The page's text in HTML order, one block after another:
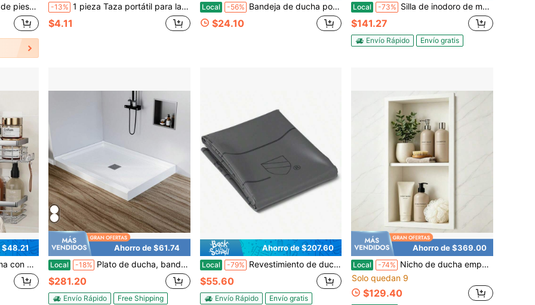
pantorrillas, para masaje de salud -13% 1 pieza Taza portátil para lavado de ojos, juego de baño de cuidado de silicona con limpieza por presión de aire, máquina de limpieza, juego de limpieza, alivia eficazmente los ojos cansados, el polvo y la irritación por maquillaje
$4.11
Local -56% Bandeja de ducha portátil actualizada, 104 cm x 104 cm x 12,7 cm Bandeja de ducha plegable para caravana con tubo de drenaje desmontable, base de ducha para exteriores Camping para mantener los pies limpios para exteriores, interiores, camping, playa
$24.10
Local -73% Silla de inodoro de mesilla de noche con cubo de 28 cm - Capacidad de 550 libras, de pie para personas mayores
$141.27
Envío Rápido Envío gratis
$48.21
de acero inoxidable resistente a la oxidación - Paquete de 2
Ahorro de $61.74
Local -18% Plato de ducha, bandeja de ducha con drenaje central antideslizante, tapa de drenaje cuadrada de acero inoxidable 304, kit de bandeja de ducha con umbral único, piso de baño, blanco
$281.20
Envío Rápido Free Shipping
Ahorro de $207.60
Local -79% Revestimiento de ducha de PVC
$55.60
Envío Rápido Envío gratis
Ahorro de $369.00
Local -74% Nicho de ducha empotrado de 24x 12 pulgadas, de acero inoxidable con 1 estante centrado, resistente a la decoloración y los arañazos durante 8 años, sin necesidad de azulejos, para almacenamiento en el baño
Solo quedan 9
$129.40